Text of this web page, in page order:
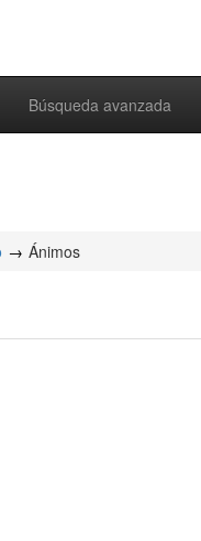
Búsqueda avanzada
Ánimos